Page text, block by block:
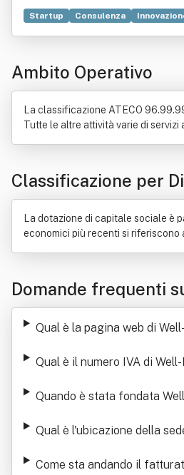
Startup Consulenza
Compravendita
Produzione di
Piattaforma (informatica)
Commercio
Comunicazione
Ambito Operativo
La classificazione ATECO
Tutte le altre attività varie di servizi
Classificazione per
La dotazione di capitale sociale è
economici più recenti si riferiscono
Domande frequenti
Qual è la pagina web di
Qual è il numero IVA di
Quando è stata fondata
Qual è l'ubicazione della
Come sta andando il